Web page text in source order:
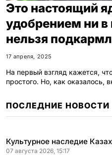
Это настоящий
удобрением ни в
нельзя
17 апреля, 2025
На первый взгляд кажется,
простого. Но, как оказалось,
ПОСЛЕДНИЕ НОВОСТИ
Культурное наследие
07 августа 2026, 15:17